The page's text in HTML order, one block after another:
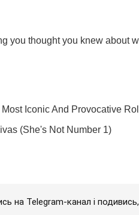
на Telegram-канал і